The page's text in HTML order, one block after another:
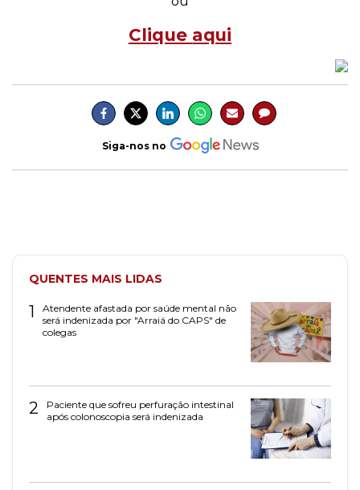
Clique aqui
Siga-nos no
QUENTES MAIS LIDAS
1
Atendente afastada por saúde mental não
será indenizada por "Arraiá do CAPS" de
colegas
2
Paciente que sofreu perfuração intestinal
após colonoscopia será indenizada